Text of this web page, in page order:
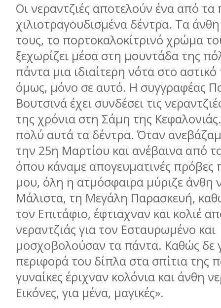
Οι νεραντζιές αποτελούν ένα από τα
χιλιοτραγουδισμένα δέντρα. Τα
τους, το πορτοκαλοκίτρινό χρώμα
ξεχωρίζει μέσα στη μουντάδα της
πάντα μια ιδιαίτερη νότα στο
όμως, μόνο σε αυτό. Η συγγραφέας
Βουτσινά έχει συνδέσει τις
της χρόνια στη Σάμη της
πολύ αυτά τα δέντρα. Όταν
την 25η Μαρτίου και ανέβαινα από
όπου κάναμε απογευματινές πρόβες
μου, όλη η ατμόσφαιρα μύριζε άνθη
Μάλιστα, τη Μεγάλη Παρασκευή,
τον Επιτάφιο, έφτιαχναν και κολιέ
νεραντζιάς για τον Εσταυρωμένο και
μοσχοβολούσαν τα πάντα. Καθώς δε
περιφορά του δίπλα στα σπίτια της
γυναίκες έριχναν κολόνια και άνθη
Εικόνες, για μένα, μαγικές».